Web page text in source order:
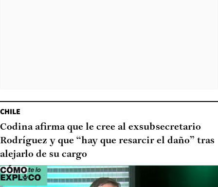
CHILE
Codina afirma que le cree al exsubsecretario
Rodríguez y que “hay que resarcir el daño” tras
alejarlo de su cargo